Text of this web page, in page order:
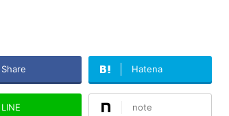
Share Hatena
LINE note